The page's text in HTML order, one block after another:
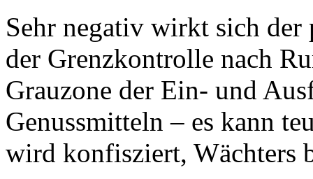
Sehr negativ wirkt sich
der Grenzkontrolle nach
Grauzone der Ein- und
Genussmitteln – es kann
wird konfisziert, Wächters